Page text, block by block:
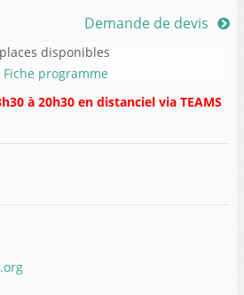
Demande de devis
disponibles
Fiche programme
à 20h30 en distanciel via TEAMS